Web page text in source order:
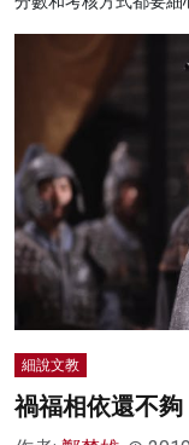
細說文教
禍福相依還不